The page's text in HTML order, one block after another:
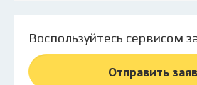
Личный кабинет
© 2026 Все права защищены
Воспользуйтесь сервисом
Отправить